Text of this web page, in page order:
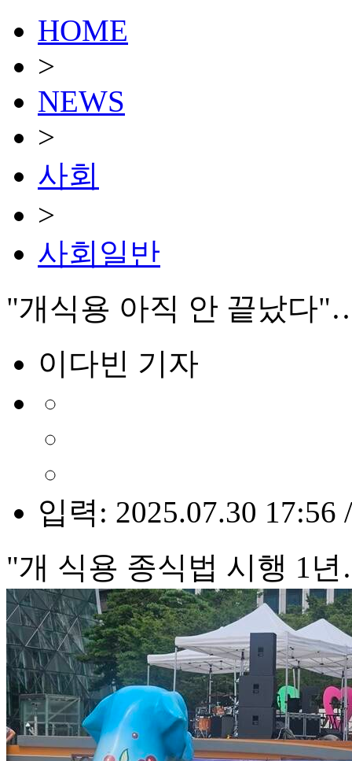
HOME
>
NEWS
>
사회
>
사회일반
"개식용 아직 안 끝났다
이다빈 기자
입력: 2025.07.30 17:56
"개 식용 종식법 시행 1